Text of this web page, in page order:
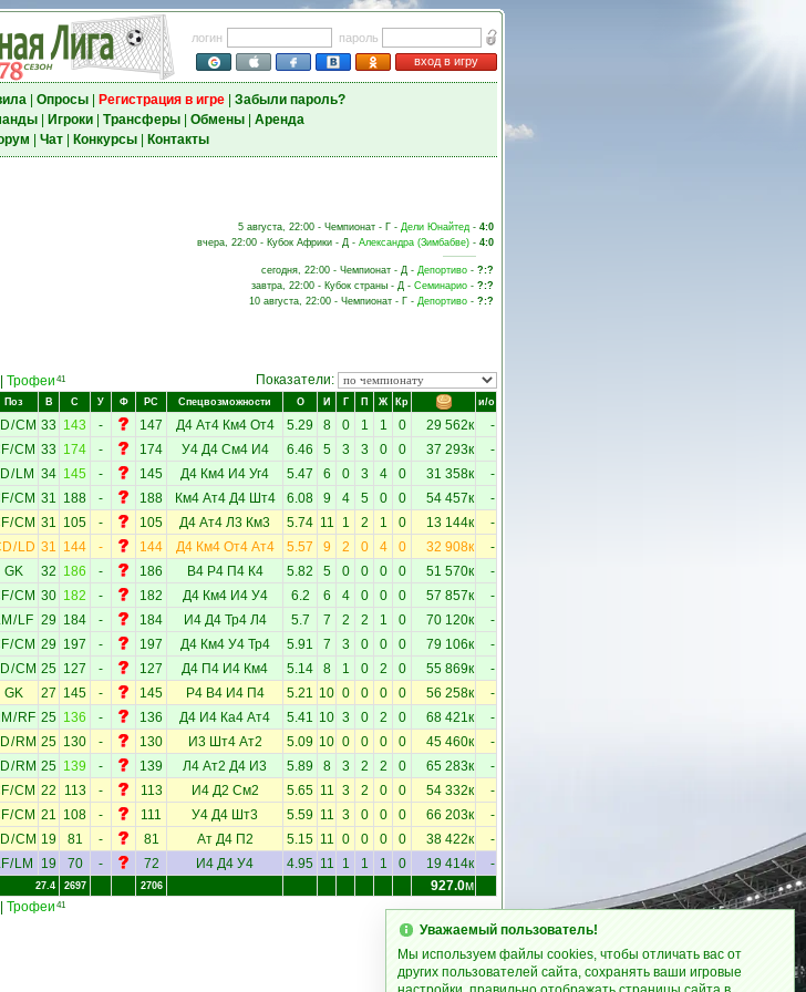
логин
пароль
вход в игру
| Опросы| Регистрация в игре| Забыли пароль?
| Игроки| Трансферы| Обмены| Аренда
Чат| Конкурсы| Контакты
5 августа, 22:00 - Чемпионат - Г - Дели Юнайтед - 4:0
вчера, 22:00 - Кубок Африки - Д - Александра (Зимбабве) - 4:0
сегодня, 22:00 - Чемпионат - Д - Депортиво - ?:?
завтра, 22:00 - Кубок страны - Д - Семинарио - ?:?
10 августа, 22:00 - Чемпионат - Г - Депортиво - ?:?
Трофеи 41 Показатели:
Поз В С У Ф РС Спецвозможности О И Г П Ж Кр и/о
/CM 33 143 - 147 Д4 Ат4 Км4 От4 5.29 8 0 1 1 0 29 562к -
/CM 33 174 - 174 У4 Д4 См4 И4 6.46 5 3 3 0 0 37 293к -
/ LM 34 145 - 145 Д4 Км4 И4 Уг4 5.47 6 0 3 4 0 31 358к -
/CM 31 188 - 188 Км4 Ат4 Д4 Шт4 6.08 9 4 5 0 0 54 457к -
/CM 31 105 - 105 Д4 Ат4 Л3 Км3 5.74 11 1 2 1 0 13 144к -
/LD 31 144 - 144 Д4 Км4 От4 Ат4 5.57 9 2 0 4 0 32 908к -
GK 32 186 - 186 В4 Р4 П4 К4 5.82 5 0 0 0 0 51 570к -
/CM 30 182 - 182 Д4 Км4 И4 У4 6.2 6 4 0 0 0 57 857к -
/ LF 29 184 - 184 И4 Д4 Тр4 Л4 5.7 7 2 2 1 0 70 120к -
/CM 29 197 - 197 Д4 Км4 У4 Тр4 5.91 7 3 0 0 0 79 106к -
/CM 25 127 - 127 Д4 П4 И4 Км4 5.14 8 1 0 2 0 55 869к -
GK 27 145 - 145 Р4 В4 И4 П4 5.21 10 0 0 0 0 56 258к -
/ RF 25 136 - 136 Д4 И4 Ка4 Ат4 5.41 10 3 0 2 0 68 421к -
/ RM 25 130 - 130 И3 Шт4 Ат2 5.09 10 0 0 0 0 45 460к -
/ RM 25 139 - 139 Л4 Ат2 Д4 И3 5.89 8 3 2 2 0 65 283к -
/CM 22 113 - 113 И4 Д2 См2 5.65 11 3 2 0 0 54 332к -
/CM 21 108 - 111 У4 Д4 Шт3 5.59 11 3 0 0 0 66 203к -
/CM 19 81 - 81 Ат Д4 П2 5.15 11 0 0 0 0 38 422к -
/ LM 19 70 - 72 И4 Д4 У4 4.95 11 1 1 1 0 19 414к -
27.4 2697 2706 927.0м
Трофеи 41
Уважаемый пользователь!
Мы используем файлы cookies, чтобы отличать вас от
других пользователей сайта, сохранять ваши игровые